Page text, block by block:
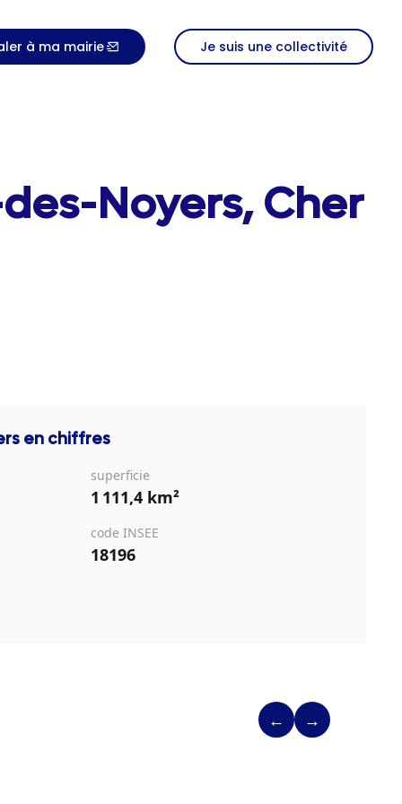
à ma mairie Je suis une collectivité
Noyers, Cher
en chiffres
superficie
1 111,4 km²
code INSEE
18196
← →